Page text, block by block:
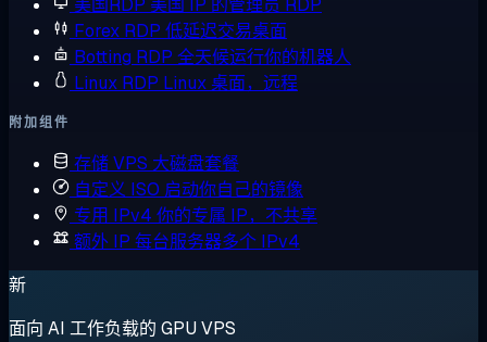
美国RDP 美国 IP 的管理员 RDP
Forex RDP 低延迟交易桌面
Botting RDP 全天候运行你的机器人
Linux RDP Linux 桌面，远程
附加组件
存储 VPS 大磁盘套餐
自定义 ISO 启动你自己的镜像
专用 IPv4 你的专属 IP，不共享
额外 IP 每台服务器多个 IPv4
新
面向 AI 工作负载的 GPU VPS